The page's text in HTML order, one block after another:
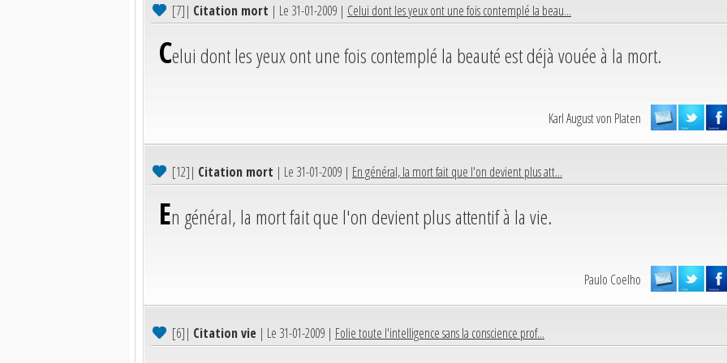
[7]| Citation mort | Le 31-01-2009 | Celui dont les yeux ont une fois contemplé la beau...
Celui dont les yeux ont une fois contemplé la beauté est déjà vouée à la mort.
Karl August von Platen
[12]| Citation mort | Le 31-01-2009 | En général, la mort fait que l'on devient plus att...
En général, la mort fait que l'on devient plus attentif à la vie.
Paulo Coelho
[6]| Citation vie | Le 31-01-2009 | Folie toute l'intelligence sans la conscience prof...